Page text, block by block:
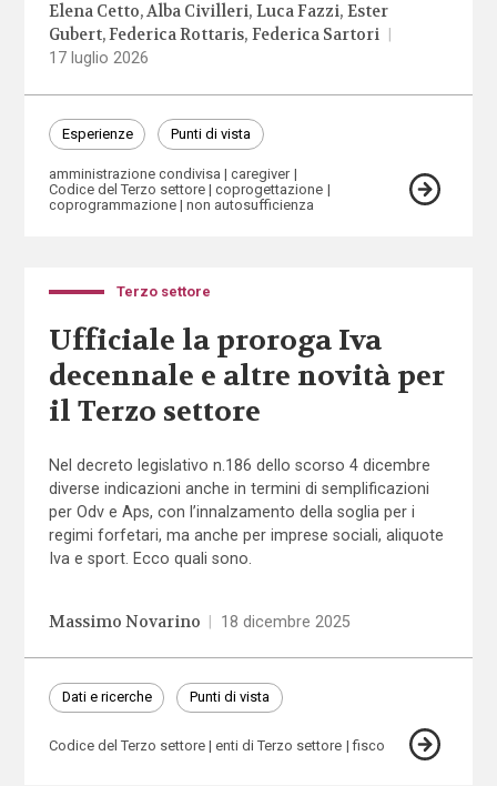
Elena Cetto Alba Civilleri Luca Fazzi Ester
Gubert Federica Rottaris Federica Sartori
17 luglio 2026
Esperienze Punti di vista
amministrazione condivisa
caregiver
Codice del Terzo settore
coprogettazione
coprogrammazione
non autosufficienza
Terzo settore
Ufficiale la proroga Iva
decennale e altre novità per
il Terzo settore
Nel decreto legislativo n.186 dello scorso 4 dicembre
diverse indicazioni anche in termini di semplificazioni
per Odv e Aps, con l’innalzamento della soglia per i
regimi forfetari, ma anche per imprese sociali, aliquote
Iva e sport. Ecco quali sono.
Massimo Novarino 18 dicembre 2025
Dati e ricerche Punti di vista
Codice del Terzo settore enti di Terzo settore fisco